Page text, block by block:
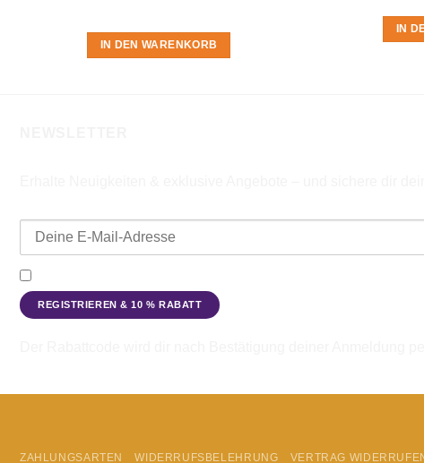
IN DEN WARENKORB
IN
ZAHLUNGSARTEN WIDERRUFSBELEHRUNG VERTRAG